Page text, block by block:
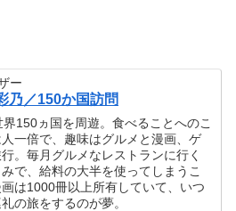
ー
／150か国訪問
界150ヵ国を周遊。食べることへのこ
一倍で、趣味はグルメと漫画、ゲ
。毎月グルメなレストランに行く
で、給料の大半を使ってしまうこ
は1000冊以上所有していて、いつ
の旅をするのが夢。